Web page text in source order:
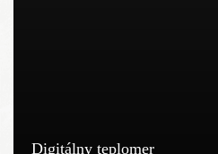
Digitálny teplomer